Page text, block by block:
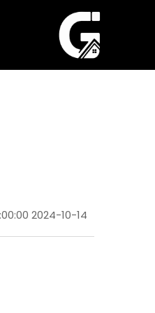
2024-10-14 09:00:00